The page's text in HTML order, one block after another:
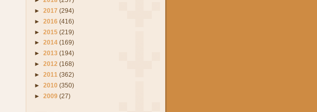
► 2017 (294)
► 2016 (416)
► 2015 (219)
► 2014 (169)
► 2013 (194)
► 2012 (168)
► 2011 (362)
► 2010 (350)
► 2009 (27)